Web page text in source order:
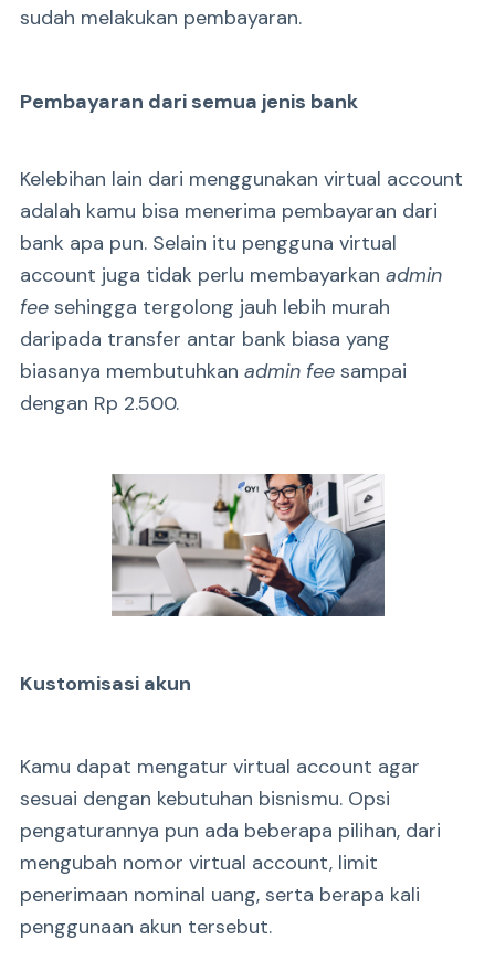
sudah melakukan pembayaran.
Pembayaran dari semua jenis bank
Kelebihan lain dari menggunakan virtual account
adalah kamu bisa menerima pembayaran dari
bank apa pun. Selain itu pengguna virtual
account juga tidak perlu membayarkan admin
fee sehingga tergolong jauh lebih murah
daripada transfer antar bank biasa yang
biasanya membutuhkan admin fee sampai
dengan Rp 2.500.
Kustomisasi akun
Kamu dapat mengatur virtual account agar
sesuai dengan kebutuhan bisnismu. Opsi
pengaturannya pun ada beberapa pilihan, dari
mengubah nomor virtual account, limit
penerimaan nominal uang, serta berapa kali
penggunaan akun tersebut.